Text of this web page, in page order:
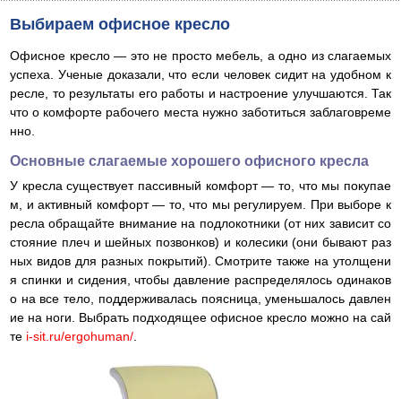
Выбираем офисное кресло
Офисное кресло — это не просто мебель, а одно из слагаемых
успеха. Ученые доказали, что если человек сидит на удобном к
ресле, то результаты его работы и настроение улучшаются. Так
что о комфорте рабочего места нужно заботиться заблаговреме
нно.
Основные слагаемые хорошего офисного кресла
У кресла существует пассивный комфорт — то, что мы покупае
м, и активный комфорт — то, что мы регулируем. При выборе к
ресла обращайте внимание на подлокотники (от них зависит со
стояние плеч и шейных позвонков) и колесики (они бывают раз
ных видов для разных покрытий). Смотрите также на утолщени
я спинки и сидения, чтобы давление распределялось одинаков
о на все тело, поддерживалась поясница, уменьшалось давлен
ие на ноги. Выбрать подходящее офисное кресло можно на сай
те i-sit.ru/ergohuman/.